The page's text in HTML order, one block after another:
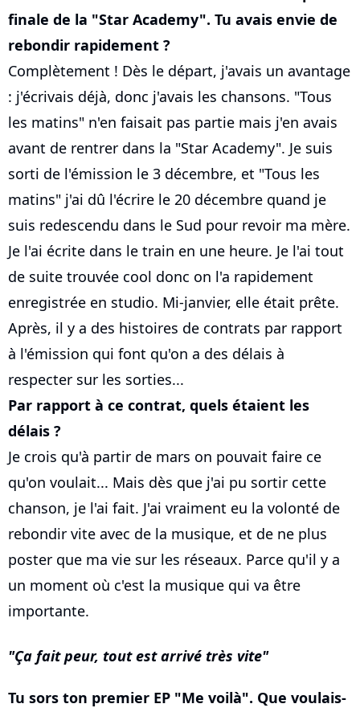
finale de la "Star Academy". Tu avais envie de
rebondir rapidement ?
Complètement ! Dès le départ, j'avais un avantage
: j'écrivais déjà, donc j'avais les chansons. "Tous
les matins" n'en faisait pas partie mais j'en avais
avant de rentrer dans la "Star Academy". Je suis
sorti de l'émission le 3 décembre, et "Tous les
matins" j'ai dû l'écrire le 20 décembre quand je
suis redescendu dans le Sud pour revoir ma mère.
Je l'ai écrite dans le train en une heure. Je l'ai tout
de suite trouvée cool donc on l'a rapidement
enregistrée en studio. Mi-janvier, elle était prête.
Après, il y a des histoires de contrats par rapport
à l'émission qui font qu'on a des délais à
respecter sur les sorties...
Par rapport à ce contrat, quels étaient les
délais ?
Je crois qu'à partir de mars on pouvait faire ce
qu'on voulait... Mais dès que j'ai pu sortir cette
chanson, je l'ai fait. J'ai vraiment eu la volonté de
rebondir vite avec de la musique, et de ne plus
poster que ma vie sur les réseaux. Parce qu'il y a
un moment où c'est la musique qui va être
importante.
Ça fait peur, tout est arrivé très vite
Tu sors ton premier EP "Me voilà". Que voulais-